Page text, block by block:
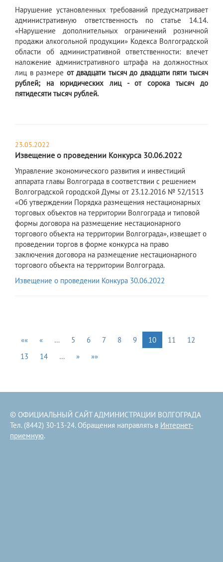
Нарушение установленных требований предусматривает
административную ответственность по статье 14.14.
«Нарушение дополнительных ограничений розничной
продажи алкогольной продукции» Кодекса Волгоградской
области об административной ответственности: влечет
наложение административного штрафа на должностных
лиц в размере от двадцати тысяч до двадцати пяти тысяч
рублей; на юридических лиц - от сорока тысяч до
пятидесяти тысяч рублей.
23.05.2022
Извещение о проведении Конкурса 30.06.2022
​Управление экономического развития и инвестиций
аппарата главы Волгограда в соответствии с решением
Волгоградской городской Думы от 23.12.2016 № 52/1513
«Об утверждении Порядка размещения нестационарных
торговых объектов на территории Волгограда и типовой
формы договора на размещение нестационарного
торгового объекта на территории Волгограда», извещает о
проведении торгов в форме конкурса на право
заключения договора на размещение нестационарного
торгового объекта на территории Волгограда.
Извещение о проведении Конкура 30.06.2022
«« « … 5 6 7 8 9 10 11
12
13
14 … » »»
© ОФИЦИАЛЬНЫЙ САЙТ АДМИНИСТРАЦИИ ВОЛГОГРАДА
Тел. (8442) 30-13-24. Обращения направлять в Интернет-
приемную.